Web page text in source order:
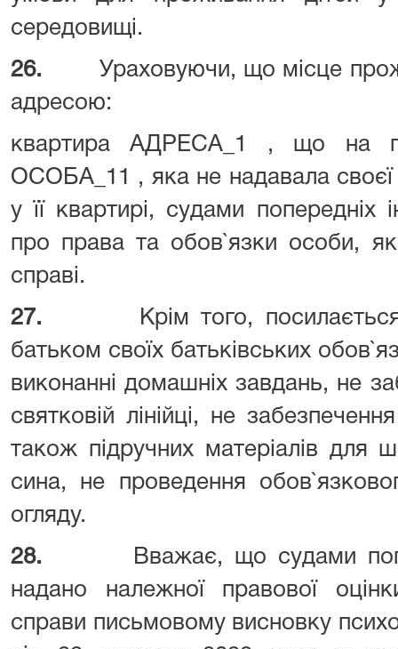
середовищі.
26. Ураховуючи, що місце
адресою:
квартира АДРЕСА_1 , що на
ОСОБА_11 , яка не надавала своєї
у її квартирі, судами попередніх
про права та обов`язки особи,
справі.
27.
Крім того,
батьком своїх батьківських
виконанні домашніх завдань, не
святковій лінійці, не
також підручних матеріалів для
сина, не проведення
огляду.
28.
Вважає, що судами
надано належної правової
справи письмовому